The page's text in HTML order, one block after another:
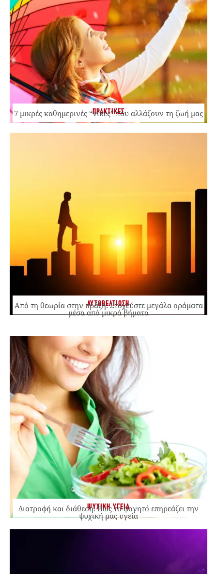
ΠΡΑΚΤΙΚΕΣ
7 μικρές καθημερινές “νίκες” που αλλάζουν τη ζωή μας
ΑΥΤΟΒΕΛΤΙΩΣΗ
Από τη θεωρία στην πράξη: Στοχεύστε μεγάλα οράματα
μέσα από μικρά βήματα
ΨΥΧΙΚΗ ΥΓΕΙΑ
Διατροφή και διάθεση: Πώς το φαγητό επηρεάζει την
ψυχική μας υγεία